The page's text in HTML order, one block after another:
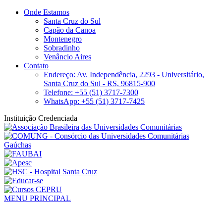
Onde Estamos
Santa Cruz do Sul
Capão da Canoa
Montenegro
Sobradinho
Venâncio Aires
Contato
Endereço: Av. Independência, 2293 - Universitário,
Santa Cruz do Sul - RS, 96815-900
Telefone: +55 (51) 3717-7300
WhatsApp: +55 (51) 3717-7425
Instituição Credenciada
MENU PRINCIPAL